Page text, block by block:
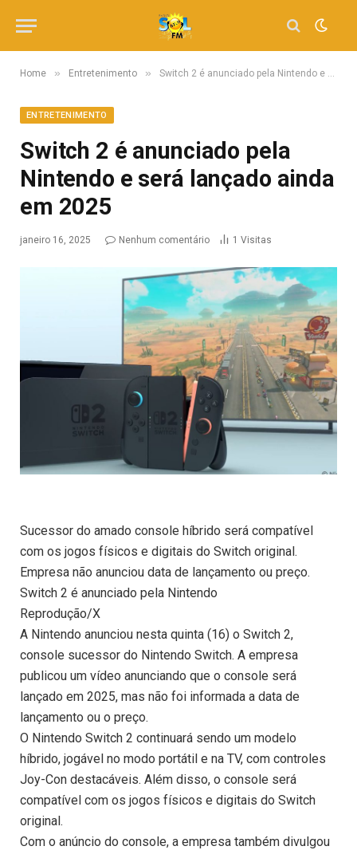
Home » Entretenimento » Switch 2 é anunciado pela Nintendo e será lançado ainda em 2025
ENTRETENIMENTO
Switch 2 é anunciado pela
Nintendo e será lançado ainda
em 2025
janeiro 16, 2025 Nenhum comentário 1 Visitas
Sucessor do amado console híbrido será compatível
com os jogos físicos e digitais do Switch original.
Empresa não anunciou data de lançamento ou preço.
Switch 2 é anunciado pela Nintendo
Reprodução/X
A Nintendo anunciou nesta quinta (16) o Switch 2,
console sucessor do Nintendo Switch. A empresa
publicou um vídeo anunciando que o console será
lançado em 2025, mas não foi informada a data de
lançamento ou o preço.
O Nintendo Switch 2 continuará sendo um modelo
híbrido, jogável no modo portátil e na TV, com controles
Joy-Con destacáveis. Além disso, o console será
compatível com os jogos físicos e digitais do Switch
original.
Com o anúncio do console, a empresa também divulgou